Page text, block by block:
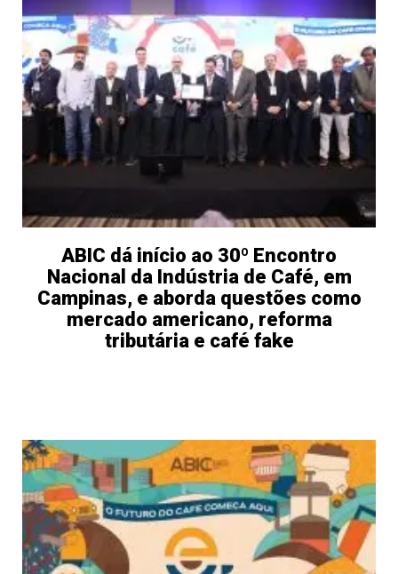
ABIC dá início ao 30º Encontro
Nacional da Indústria de Café, em
Campinas, e aborda questões como
mercado americano, reforma
tributária e café fake